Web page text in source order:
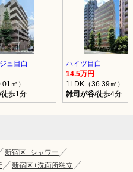
ュ目白
㎡）
徒歩1分
ハイツ目白
14.5万円
1LDK（36.39㎡）
雑司が谷/徒歩4分
新宿区+シャワー
新宿区+洗面所独立